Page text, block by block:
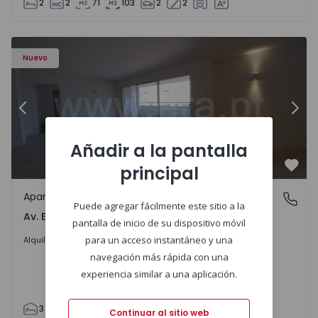
2 2 71 103 2 2
Nuevo
Apartamento T3 Porto, Av. Boavista - 1575472 - 5
Anterior
Av. Boavista, Porto
Apartamento
Av. Boavista, Porto
Alquilar 2.300 €/mes
3 142 2 4
Añadir a la pantalla
principal
Puede agregar fácilmente este sitio a la
pantalla de inicio de su dispositivo móvil
para un acceso instantáneo y una
navegación más rápida con una
experiencia similar a una aplicación.
Continuar al sitio web